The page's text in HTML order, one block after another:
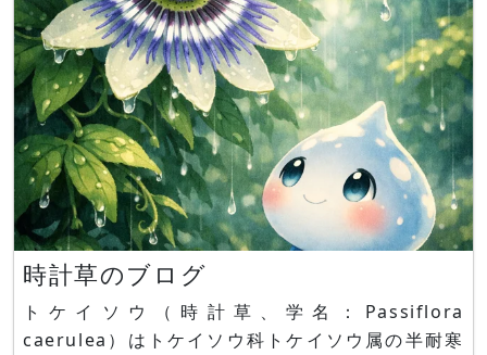
時計草のブログ
トケイソウ（時計草、学名：Passiflora
caerulea）はトケイソウ科トケイソウ属の半耐寒